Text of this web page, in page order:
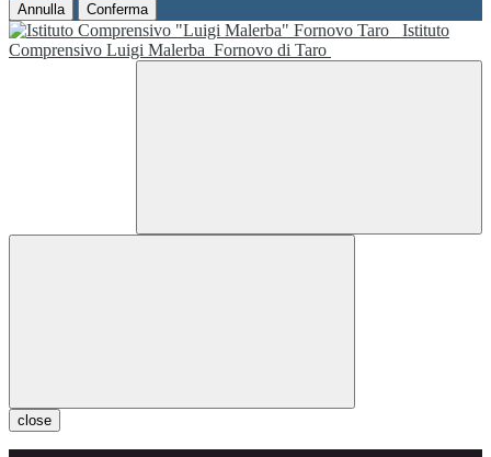
Annulla Conferma
Istituto
Comprensivo Luigi Malerba Fornovo di Taro
close